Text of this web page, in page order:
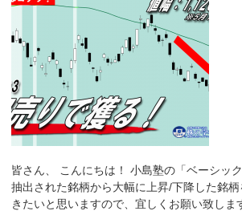
皆さん、 こんにちは！ 小島塾の「ベーシッ
抽出された銘柄から大幅に上昇/下降した銘
きたいと思いますので、宜しくお願い致しま